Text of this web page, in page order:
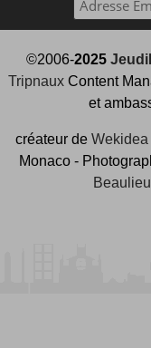
©2006-2025
TripnauxContent
et
créateur de Wekidea
Monaco -